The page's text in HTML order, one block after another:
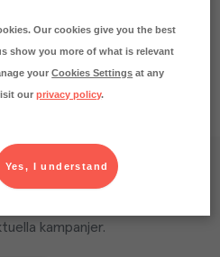
kampanjer.
Our cookies give you the best
show you more of what is relevant
yourCookies Settings at any
ourprivacy policy.
Yes, I understand